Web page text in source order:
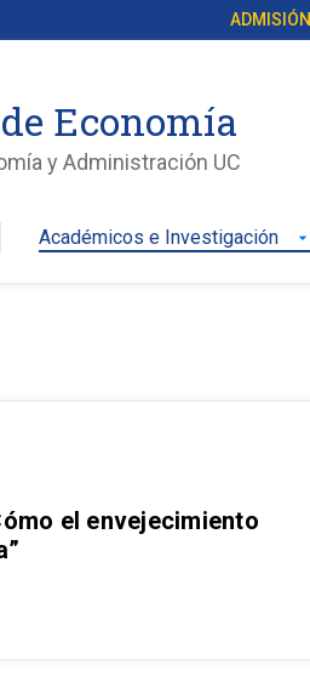
ADMISIÓN
Economía
y Administración UC
Académicos e Investigación arrow_drop_down
el envejecimiento